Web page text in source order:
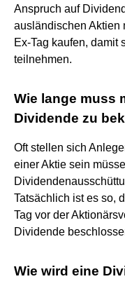
Anspruch auf
ausländischen Aktien
Ex-Tag kaufen, damit
teilnehmen.
Wie lange muss
Dividende zu
Oft stellen sich
einer Aktie sein
Tatsächlich ist es so,
Tag vor der
Dividende
Wie wird eine